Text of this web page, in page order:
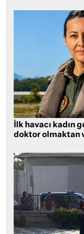
İlk havacı kadın
doktor olmaktan